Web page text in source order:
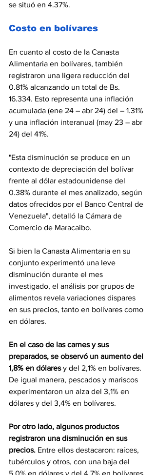
se situó en 4.37%.
Costo en bolívares
En cuanto al costo de la Canasta
Alimentaria en bolívares, también
registraron una ligera reducción del
0.81% alcanzando un total de Bs.
16.334. Esto representa una inflación
acumulada (ene 24 – abr 24) del – 1.31%
y una inflación interanual (may 23 – abr
24) del 41%.
"Esta disminución se produce en un
contexto de depreciación del bolívar
frente al dólar estadounidense del
0.38% durante el mes analizado, según
datos ofrecidos por el Banco Central de
Venezuela", detalló la Cámara de
Comercio de Maracaibo.
Si bien la Canasta Alimentaria en su
conjunto experimentó una leve
disminución durante el mes
investigado, el análisis por grupos de
alimentos revela variaciones dispares
en sus precios, tanto en bolívares como
en dólares.
En el caso de las carnes y sus
preparados, se observó un aumento del
1,8% en dólares y del 2,1% en bolívares.
De igual manera, pescados y mariscos
experimentaron un alza del 3,1% en
dólares y del 3,4% en bolívares.
Por otro lado, algunos productos
registraron una disminución en sus
precios. Entre ellos destacaron: raíces,
tubérculos y otros, con una baja del